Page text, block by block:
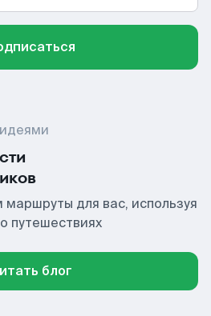
для вас, используя
путешествиях
блог